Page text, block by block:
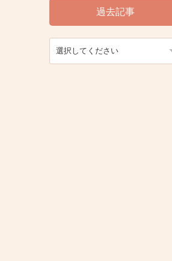
過去記事